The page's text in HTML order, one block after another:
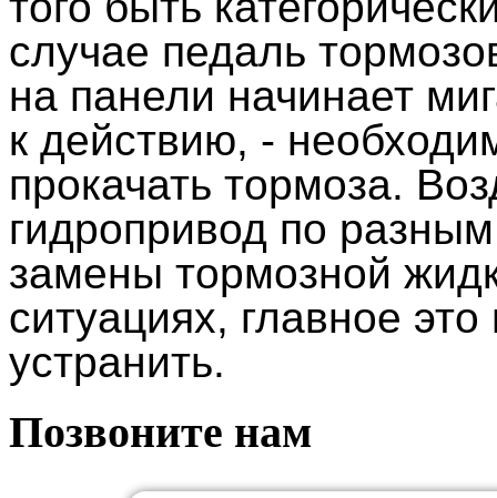
случае педаль
на панели начинает
к действию, -
прокачать тормоза.
гидропривод по
замены тормозной
ситуациях, главное
устранить.
Позвоните нам